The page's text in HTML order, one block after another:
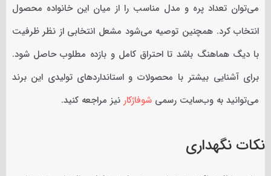
می‌توان تعداد پره و مدل مناسب را از میان این خانواده محصول
انتخاب کرد. همچنین توصیه می‌شود مشعل انتخابی از نظر ظرفیت
با دیگ هماهنگ باشد تا احتراق کامل و بازده مطلوب حاصل شود.
برای آشنایی بیشتر با محصولات و استانداردهای تولیدی این برند
می‌توانید به وب‌سایت رسمی شوفاژکار نیز مراجعه کنید.
نکات نگهداری